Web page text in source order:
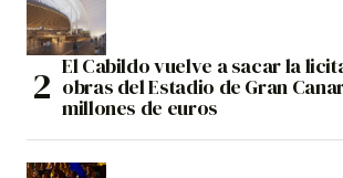
El Cabildo vuelve a sacar la
obras del Estadio de Gran
millones de euros